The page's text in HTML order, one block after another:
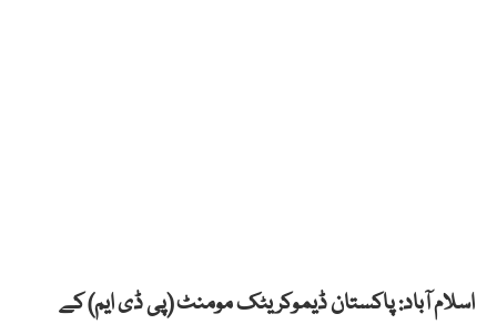
اسلام آباد: پاکستان ڈیموکریٹک مومنٹ (پی ڈی ایم) کے